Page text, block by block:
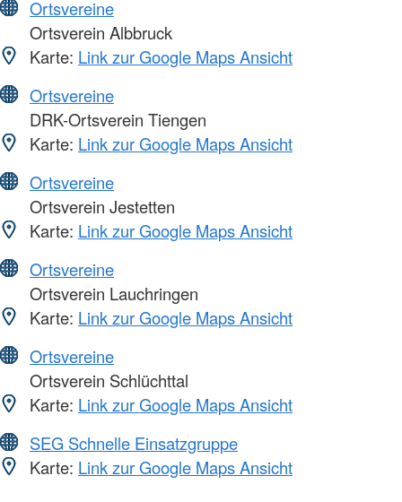
Ortsvereine
Ortsverein Albbruck
Karte: Link zur Google Maps Ansicht
Ortsvereine
DRK-Ortsverein Tiengen
Karte: Link zur Google Maps Ansicht
Ortsvereine
Ortsverein Jestetten
Karte: Link zur Google Maps Ansicht
Ortsvereine
Ortsverein Lauchringen
Karte: Link zur Google Maps Ansicht
Ortsvereine
Ortsverein Schlüchttal
Karte: Link zur Google Maps Ansicht
SEG Schnelle Einsatzgruppe
Karte: Link zur Google Maps Ansicht